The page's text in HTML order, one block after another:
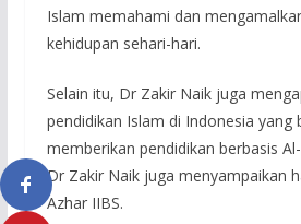
Islam memahami dan
kehidupan sehari-hari.
Selain itu, Dr Zakir Naik juga
pendidikan Islam di Indonesia yang
memberikan pendidikan berbasis Al-
Dr Zakir Naik juga menyampaikan
Azhar IIBS.